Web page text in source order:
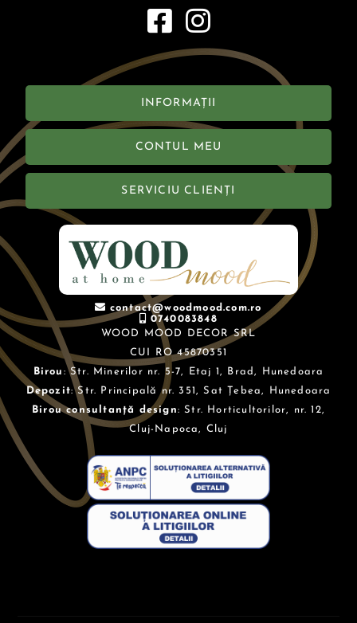
INFORMAȚII
CONTUL MEU
SERVICIU CLIENȚI
contact@woodmood.com.ro
0740083848
WOOD MOOD DECOR SRL
CUI RO 45870351
Birou : Str. Minerilor nr. 5-7, Etaj 1, Brad, Hunedoara
Depozit: Str. Principală nr. 351, Sat Țebea, Hunedoara
Birou consultanță design: Str. Horticultorilor, nr. 12,
Cluj-Napoca, Cluj